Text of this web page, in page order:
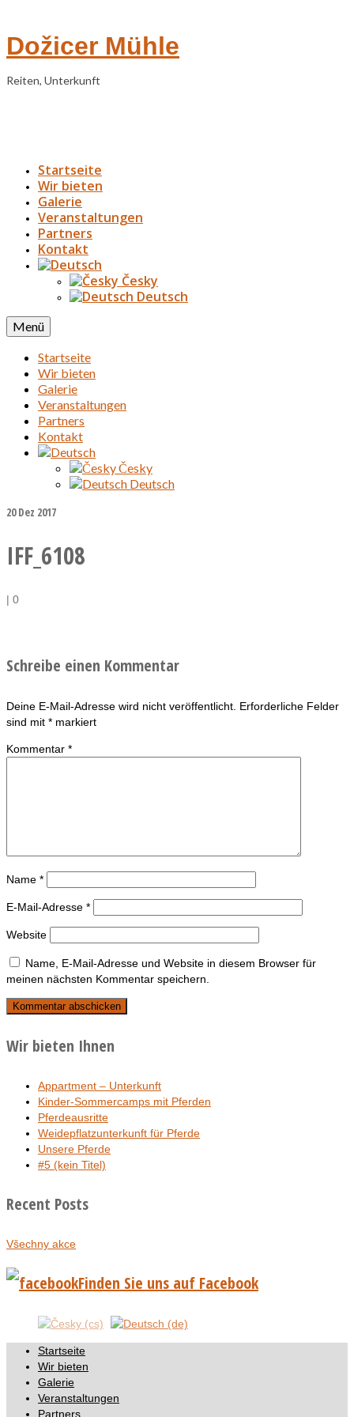
Dožicer Mühle
Reiten, Unterkunft
Startseite
Wir bieten
Galerie
Veranstaltungen
Partners
Kontakt
Česky
Deutsch
Menü
Startseite
Wir bieten
Galerie
Veranstaltungen
Partners
Kontakt
Česky
Deutsch
20Dez 2017
IFF_6108
| 0
Schreibe einen Kommentar
Deine E-Mail-Adresse wird nicht veröffentlicht. Erforderliche Felder
sind mit * markiert
Kommentar *
Name *
E-Mail-Adresse *
Website
Name, E-Mail-Adresse und Website in diesem Browser für
meinen nächsten Kommentar speichern.
Wir bieten Ihnen
Appartment – Unterkunft
Kinder-Sommercamps mit Pferden
Pferdeausritte
Weidepflatzunterkunft für Pferde
Unsere Pferde
#5 (kein Titel)
Recent Posts
Všechny akce
Finden Sie uns auf Facebook
Startseite
Wir bieten
Galerie
Veranstaltungen
Partners